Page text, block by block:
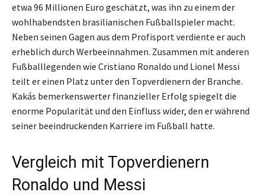
etwa 96 Millionen Euro geschätzt, was ihn zu einem der
wohlhabendsten brasilianischen Fußballspieler macht.
Neben seinen Gagen aus dem Profisport verdiente er auch
erheblich durch Werbeeinnahmen. Zusammen mit anderen
Fußballlegenden wie Cristiano Ronaldo und Lionel Messi
teilt er einen Platz unter den Topverdienern der Branche.
Kakás bemerkenswerter finanzieller Erfolg spiegelt die
enorme Popularität und den Einfluss wider, den er während
seiner beeindruckenden Karriere im Fußball hatte.
Vergleich mit Topverdienern
Ronaldo und Messi